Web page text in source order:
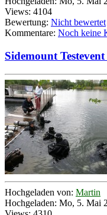
Views: 4104
Bewertung: Nicht bewertet
Kommentare: Noch keine
Hochgeladen von: Martin
Hochgeladen: Mo, 5. Mai